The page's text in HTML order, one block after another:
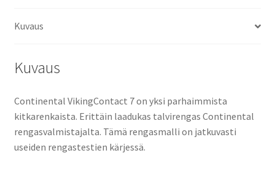
Kuvaus
Kuvaus
Continental VikingContact 7 on yksi parhaimmista
kitkarenkaista. Erittäin laadukas talvirengas Continental
rengasvalmistajalta. Tämä rengasmalli on jatkuvasti
useiden rengastestien kärjessä.